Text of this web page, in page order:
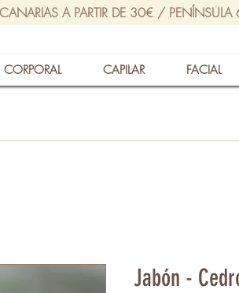
A PARTIR DE 30€ /
CORPORAL CAPILAR FACIAL
Jabón -